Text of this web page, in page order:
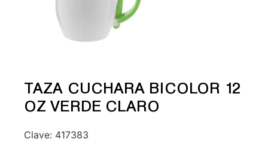
TAZA CUCHARA BICOLOR 12
OZ VERDE CLARO
Clave: 417383